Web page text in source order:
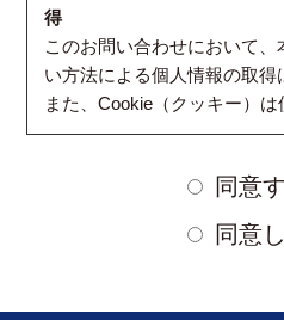
得
このお問い合わせにおいて
い方法による個人情報の取得
また、Cookie（クッキー）は
同意
同意